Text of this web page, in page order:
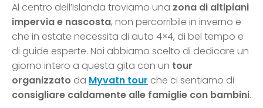
Al centro dell’Islanda troviamo una zona di altipiani
impervia e nascosta, non percorribile in inverno e
che in estate necessita di auto 4×4, di bel tempo e
di guide esperte. Noi abbiamo scelto di dedicare un
giorno intero a questa gita con un tour
organizzato da Myvatn tour che ci sentiamo di
consigliare caldamente alle famiglie con bambini.